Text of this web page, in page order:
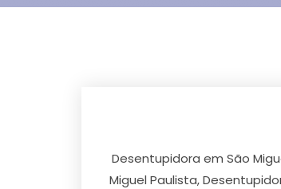
Desentupidora em São
Miguel Paulista,